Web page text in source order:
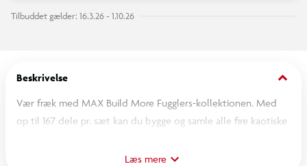
Tilbuddet gælder: 16.3.26 - 1.10.26
Beskrivelse keyboard_arrow_down
Vær fræk med MAX Build More Fugglers-kollektionen. Med
op til 167 dele pr. sæt kan du bygge og samle alle fire kaotiske
Squidge. Usædvanlige, uforglemmelige og helt samlerobjekter.
Læs mere